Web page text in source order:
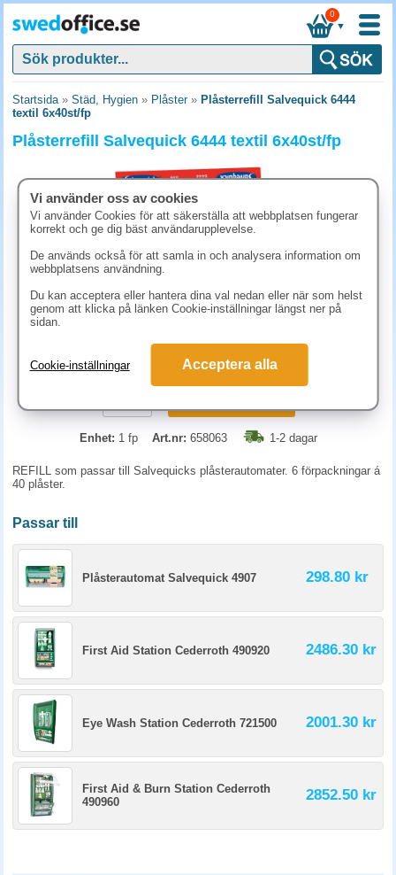
▼
0
Startsida» Städ, Hygien » Plåster» Plåsterrefill Salvequick 6444
textil 6x40st/fp
Plåsterrefill Salvequick 6444 textil 6x40st/fp
448.80 kr (inkl. moms)
Enhet: 1 fp Art.nr: 658063 1-2 dagar
REFILL som passar till Salvequicks plåsterautomater. 6 förpackningar á
40 plåster.
Passar till
Plåsterautomat Salvequick 4907 298.80 kr
First Aid Station Cederroth 490920 2486.30 kr
Eye Wash Station Cederroth 721500 2001.30 kr
First Aid & Burn Station Cederroth
490960
2852.50 kr
Vi använder oss av cookies
Vi använder Cookies för att säkerställa att webbplatsen fungerar
korrekt och ge dig bäst användarupplevelse.
De används också för att samla in och analysera information om
webbplatsens användning.
Du kan acceptera eller hantera dina val nedan eller när som helst
genom att klicka på länken Cookie-inställningar längst ner på
sidan.
Cookie-inställningar Acceptera alla